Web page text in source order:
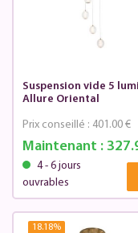
Suspension vide 5
Allure Oriental
Maintenant :
Prix conseillé : 401.00 €
4 - 6 jours
ouvrables
18.18%